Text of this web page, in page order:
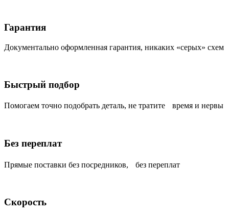
Гарантия
Документально оформленная гарантия, никаких «серых» схем
Быстрый подбор
Помогаем точно подобрать деталь, не тратите время и нервы
Без переплат
Прямые поставки без посредников, без переплат
Скорость